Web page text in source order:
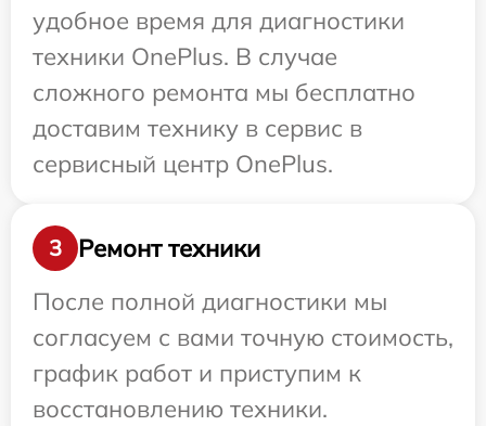
удобное время для диагностики
техники OnePlus. В случае
сложного ремонта мы бесплатно
доставим технику в сервис в
сервисный центр OnePlus.
3
Ремонт техники
После полной диагностики мы
согласуем с вами точную стоимость,
график работ и приступим к
восстановлению техники.